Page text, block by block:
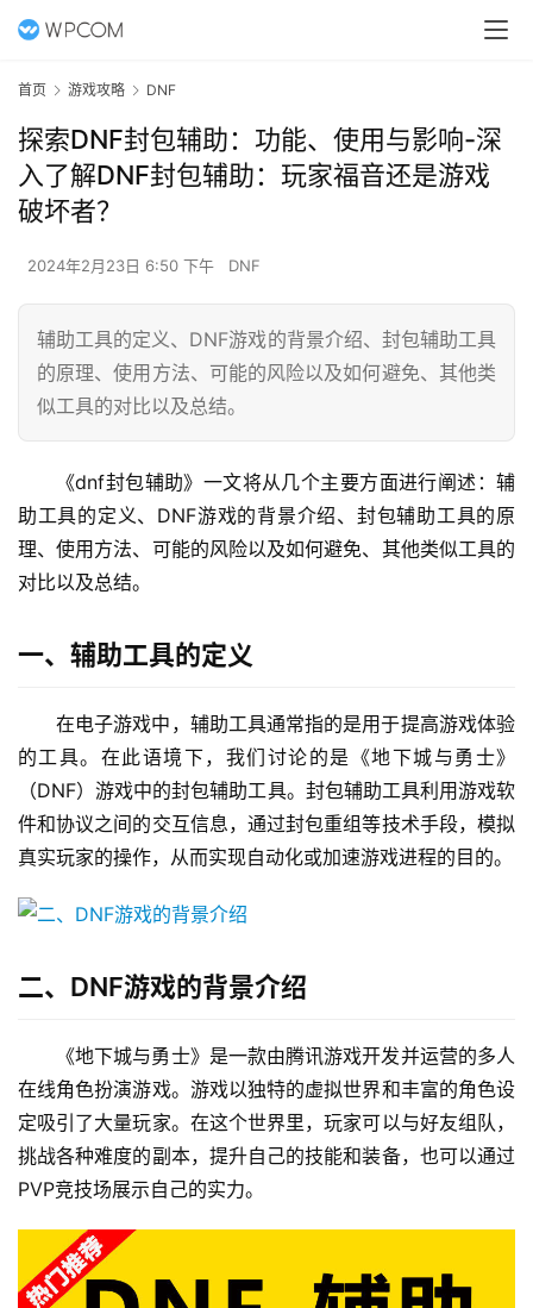
首页 游戏攻略 DNF
探索DNF封包辅助：功能、使用与影响-深
入了解DNF封包辅助：玩家福音还是游戏
破坏者？
2024年2月23日 6:50 下午 DNF
辅助工具的定义、DNF游戏的背景介绍、封包辅助工具
的原理、使用方法、可能的风险以及如何避免、其他类
似工具的对比以及总结。
《dnf封包辅助》一文将从几个主要方面进行阐述：辅
助工具的定义、DNF游戏的背景介绍、封包辅助工具的原
理、使用方法、可能的风险以及如何避免、其他类似工具的
对比以及总结。
一、辅助工具的定义
在电子游戏中，辅助工具通常指的是用于提高游戏体验
的工具。在此语境下，我们讨论的是《地下城与勇士》
（DNF）游戏中的封包辅助工具。封包辅助工具利用游戏软
件和协议之间的交互信息，通过封包重组等技术手段，模拟
真实玩家的操作，从而实现自动化或加速游戏进程的目的。
二、DNF游戏的背景介绍
《地下城与勇士》是一款由腾讯游戏开发并运营的多人
在线角色扮演游戏。游戏以独特的虚拟世界和丰富的角色设
定吸引了大量玩家。在这个世界里，玩家可以与好友组队，
挑战各种难度的副本，提升自己的技能和装备，也可以通过
PVP竞技场展示自己的实力。